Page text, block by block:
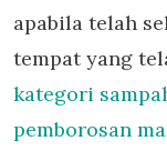
apabila telah
tempat yang
kategori
pemborosan